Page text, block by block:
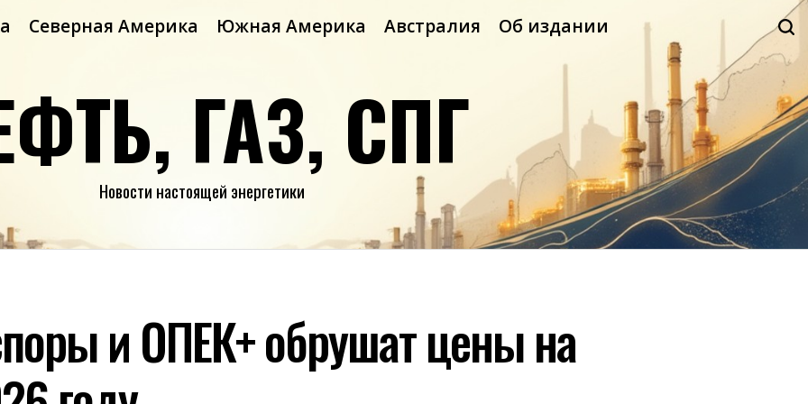
Северная Америка Южная Америка Австралия Об издании
ГАЗ, СПГ
Новости настоящей энергетики
и ОПЕК+ обрушат цены на